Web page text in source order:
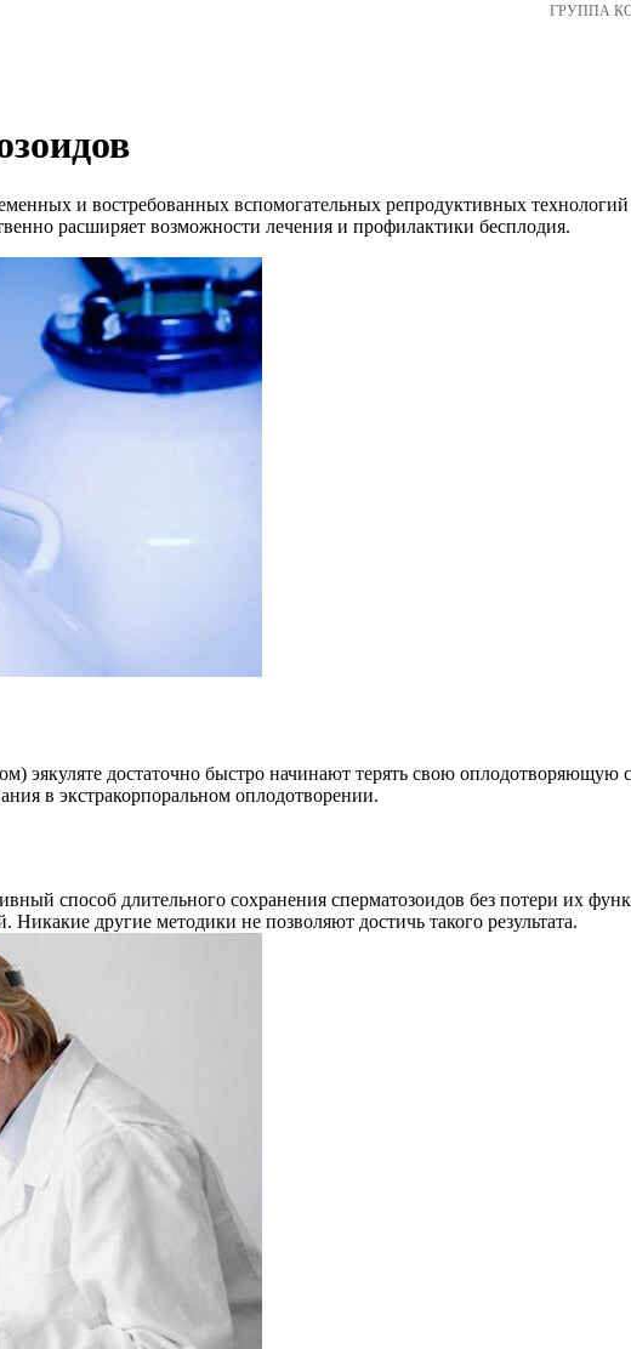
ГРУППА
и востребованных вспомогательных репродуктивных
расширяет возможности лечения и профилактики бесплодия.
эякуляте достаточно быстро начинают терять свою оплодотворяющую
в экстракорпоральном оплодотворении.
способ длительного сохранения сперматозоидов без потери их
другие методики не позволяют достичь такого результата.